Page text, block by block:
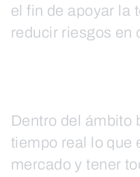
el fin de apoyar la
reducir riesgos en
Dentro del ámbito
tiempo real lo que
mercado y tener